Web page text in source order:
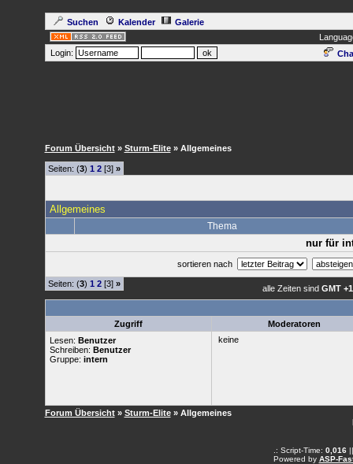
Suchen Kalender
Galerie
Login:
Forum Übersicht » Sturm-Elite » Allgemeines
Seiten: (3) 1 2[3] »
Allgemeines
Thema
nur für
sortieren nach
Seiten: (3) 1 2[3] » alle Zeiten sind GMT
Zugriff
Moderatoren
Lesen: Benutzer
Schreiben: Benutzer
Gruppe: intern
keine
Forum Übersicht » Sturm-Elite » Allgemeines
.: Script-Time: 0,016||
Powered by ASP-